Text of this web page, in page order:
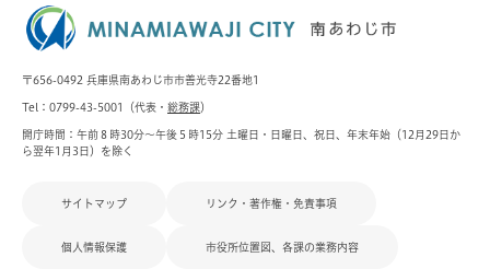
〒656-0492 兵庫県南あわじ市市善光寺22番地1
Tel：0799-43-5001（代表・ 総務課）
開庁時間：午前８時30分～午後５時15分 土曜日・日曜日、祝日、年末年始（12月29日か
ら翌年1月3日）を除く
サイトマップ リンク・著作権・免責事項
個人情報保護 市役所位置図、各課の業務内容